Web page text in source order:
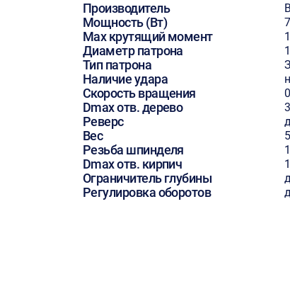
Производитель
Мощность (Вт)
Max крутящий момент
Диаметр патрона
Тип патрона
Наличие удара
Скорость вращения
Dmax отв. дерево
Реверс
Вес
Резьба шпинделя
Dmax отв. кирпич
Ограничитель глубины
Регулировка оборотов